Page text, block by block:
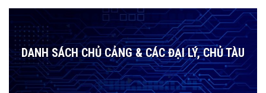
DANH SÁCH CHỦ CẢNG & CÁC ĐẠI LÝ, CHỦ TÀU